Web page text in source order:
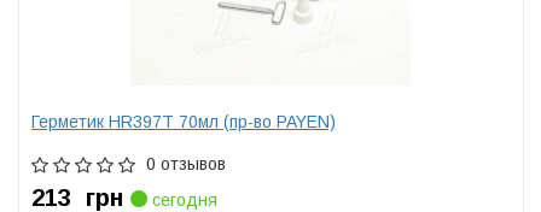
Герметик HR397T 70мл (пр-во PAYEN)
0 отзывов
213 грн
сегодня